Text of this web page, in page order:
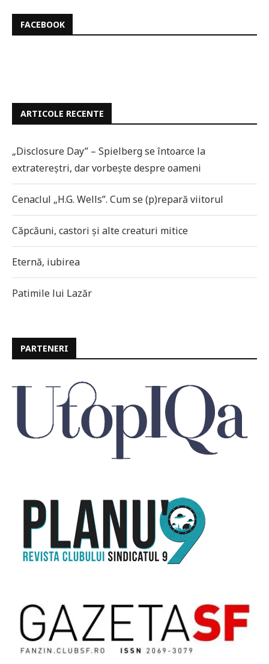
FACEBOOK
ARTICOLE RECENTE
„Disclosure Day” – Spielberg se întoarce la
extratereștri, dar vorbește despre oameni
Cenaclul „H.G. Wells”. Cum se (p)repară viitorul
Căpcăuni, castori și alte creaturi mitice
Eternă, iubirea
Patimile lui Lazăr
PARTENERI